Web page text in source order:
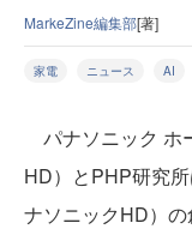
MarkeZine編集部[著]
家電 ニュース AI
パナソニック ホ
HD）とPHP研究
ナソニックHD）